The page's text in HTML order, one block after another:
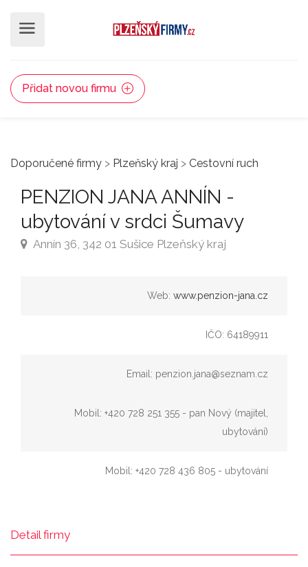
Přidat novou firmu
Doporučené firmy > Plzeňský kraj > Cestovní ruch
PENZION JANA ANNÍN -
ubytování v srdci Šumavy
Annín 36, 342 01 Sušice Plzeňský kraj
Web: www.penzion-jana.cz
IČO: 64189911
Email: penzion.jana@seznam.cz
Mobil: +420 728 251 355 - pan Nový (majitel,
ubytování)
Mobil: +420 728 436 805 - ubytování
Detail firmy